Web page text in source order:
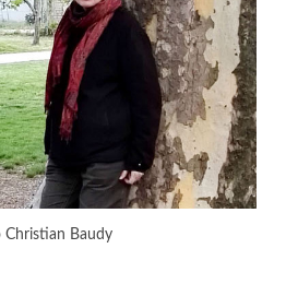
Christian Baudy